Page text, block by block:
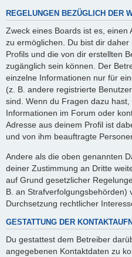
REGELUNGEN BEZÜGLICH DER
Zweck eines Boards ist es, einen
zu ermöglichen. Du bist dir
Profils und die von dir erstellten
zugänglich sein können. Der
einzelne Informationen nur für
(z. B. andere registrierte
sind. Wenn du Fragen dazu
Informationen im Forum oder
Adresse aus deinem Profil ist
und von ihm beauftragte
Andere als die oben genannten
deiner Zustimmung an Dritte
auf Grund gesetzlicher
B. an Strafverfolgungsbehörden)
Durchsetzung rechtlicher
GESTATTUNG DER
Du gestattest dem Betreiber
angegebenen Kontaktdaten zu